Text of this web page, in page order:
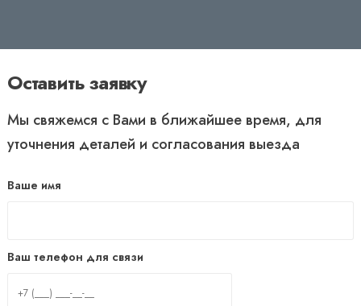
Оставить заявку
Мы свяжемся с Вами в ближайшее время, для
уточнения деталей и согласования выезда
Ваше имя
Ваш телефон для связи